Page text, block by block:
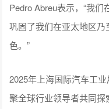
Pedro Abreu表示，“我
巩固了我们在亚太地区
色。”
2025年上海国际汽车工
聚全球行业领导者共同